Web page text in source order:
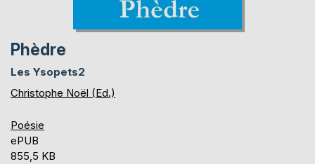
Phèdre
Les Ysopets2
Christophe Noël (Ed.)
Poésie
ePUB
855,5 KB